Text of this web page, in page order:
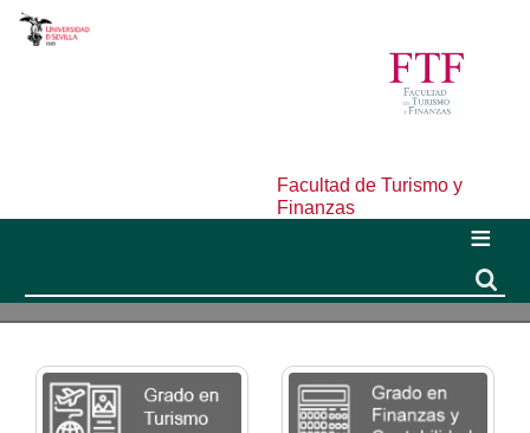
Facultad de Turismo y
Finanzas